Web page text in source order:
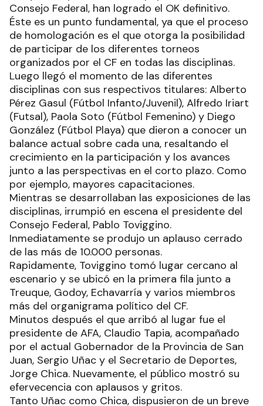
Consejo Federal, han logrado el OK definitivo.
Éste es un punto fundamental, ya que el proceso
de homologación es el que otorga la posibilidad
de participar de los diferentes torneos
organizados por el CF en todas las disciplinas.
Luego llegó el momento de las diferentes
disciplinas con sus respectivos titulares: Alberto
Pérez Gasul (Fútbol Infanto/Juvenil), Alfredo Iriart
(Futsal), Paola Soto (Fútbol Femenino) y Diego
González (Fútbol Playa) que dieron a conocer un
balance actual sobre cada una, resaltando el
crecimiento en la participación y los avances
junto a las perspectivas en el corto plazo. Como
por ejemplo, mayores capacitaciones.
Mientras se desarrollaban las exposiciones de las
disciplinas, irrumpió en escena el presidente del
Consejo Federal, Pablo Toviggino.
Inmediatamente se produjo un aplauso cerrado
de las más de 10.000 personas.
Rapidamente, Toviggino tomó lugar cercano al
escenario y se ubicó en la primera fila junto a
Treuque, Godoy, Echavarría y varios miembros
más del organigrama político del CF.
Minutos después el que arribó al lugar fue el
presidente de AFA, Claudio Tapia, acompañado
por el actual Gobernador de la Provincia de San
Juan, Sergio Uñac y el Secretario de Deportes,
Jorge Chica. Nuevamente, el público mostró su
efervecencia con aplausos y gritos.
Tanto Uñac como Chica, dispusieron de un breve